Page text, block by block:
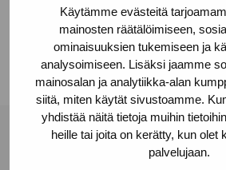
Käytämme evästeitä
mainosten räätälöimiseen,
ominaisuuksien tukemiseen ja
analysoimiseen. Lisäksi jaamme
mainosalan ja analytiikka-alan
siitä, miten käytät sivustoamme.
yhdistää näitä tietoja muihin
heille tai joita on kerätty, kun olet
palvelujaan.
Facebook
Linkedin
Pro Artibus